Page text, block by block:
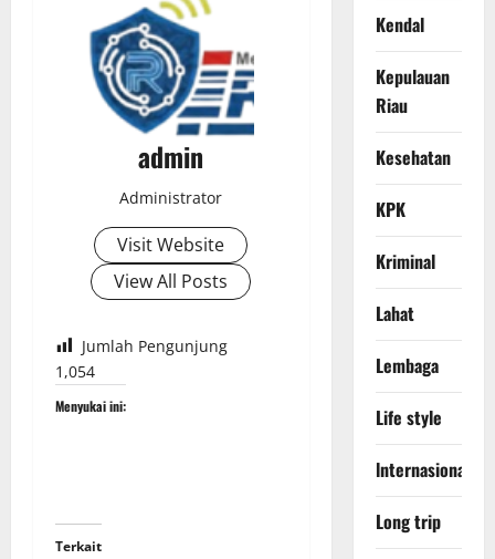
admin
Administrator
Visit Website
View All Posts
Jumlah Pengunjung
1,054
Menyukai ini:
Terkait
Kendal
Kepulauan
Riau
Kesehatan
KPK
Kriminal
Lahat
Lembaga
Life style
lnternasional
Long trip